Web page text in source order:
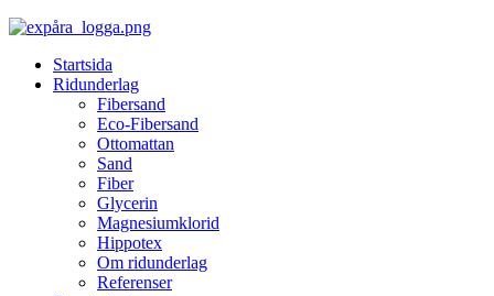
Startsida
Ridunderlag
Fibersand
Eco-Fibersand
Ottomattan
Sand
Fiber
Glycerin
Magnesiumklorid
Hippotex
Om ridunderlag
Referenser